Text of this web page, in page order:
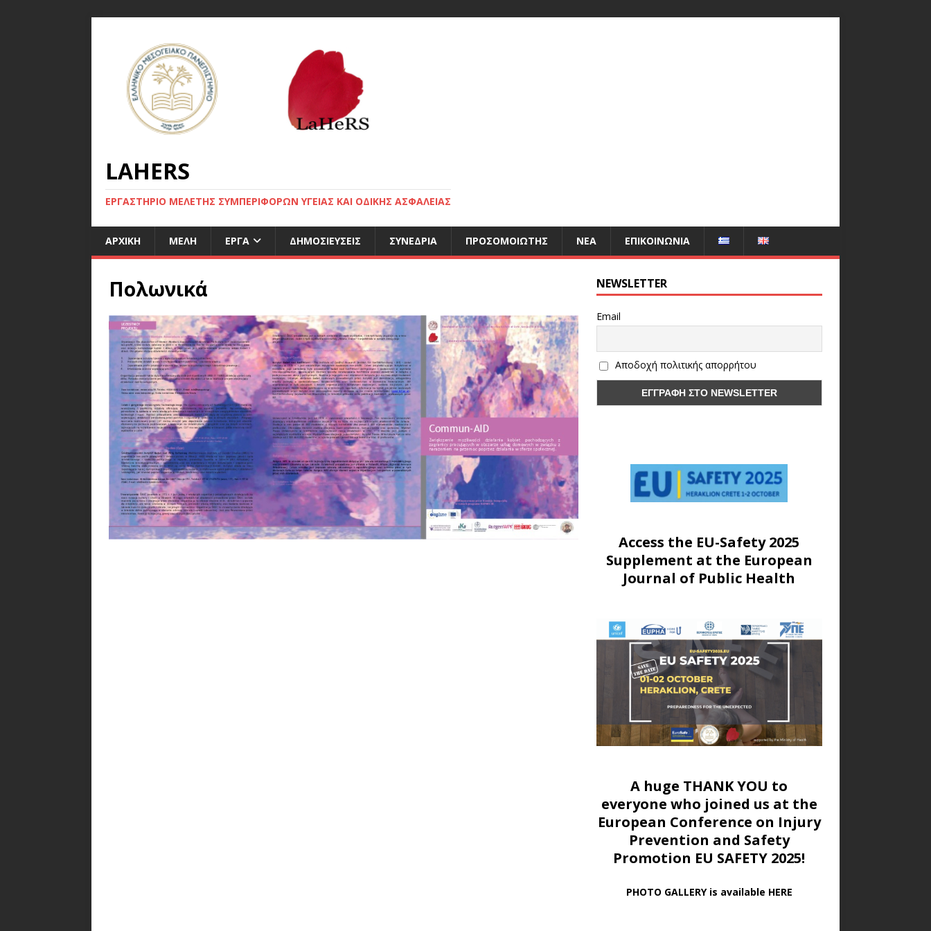
LAHERS
ΕΡΓΑΣΤΗΡΙΟ ΜΕΛΕΤΗΣ ΣΥΜΠΕΡΙΦΟΡΩΝ ΥΓΕΙΑΣ ΚΑΙ ΟΔΙΚΗΣ ΑΣΦΑΛΕΙΑΣ
ΑΡΧΙΚΉ ΜΈΛΗ ΈΡΓΑ ΔΗΜΟΣΙΕΎΣΕΙΣ ΣΥΝΈΔΡΙΑ ΠΡΟΣΟΜΟΙΩΤΉΣ ΝΈΑ ΕΠΙΚΟΙΝΩΝΊΑ
Πολωνικά NEWSLETTER
Email
Αποδοχή πολιτικής απορρήτου
Access the EU-Safety 2025
Supplement at the European
Journal of Public Health
A huge THANK YOU to
everyone who joined us at the
European Conference on Injury
Prevention and Safety
Promotion EU SAFETY 2025!
PHOTO GALLERY is available HERE